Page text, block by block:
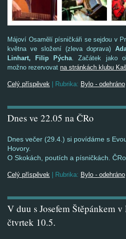
Májoví Osamělí písničkáři se sejdou v
května ve složení (zleva doprava)
Linhart, Filip Pýcha . Začátek jako
možno rezervovat na stránkách klubu
Celý příspěvek Rubrika: Bylo - odehráno
Dnes ve 22.05 na ČRo
Dnes večer (29.4.) si povídáme s
Hovory.
O Skokách, poutích a písničkách.
Celý příspěvek Rubrika: Bylo - odehráno
V duu s Josefem Štěpánkem
čtvrtek 10.5.